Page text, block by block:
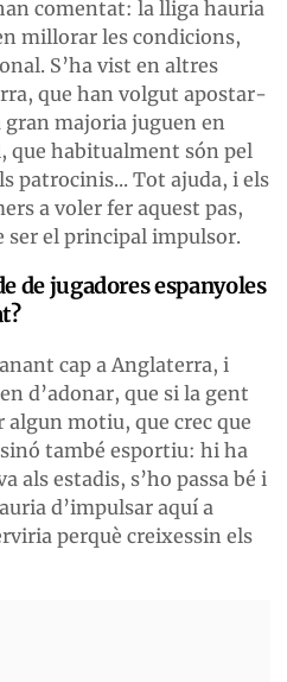
comentat: la lliga hauria
millorar les condicions,
S’ha vist en altres
que han volgut apostar-
gran majoria juguen en
que habitualment són pel
patrocinis... Tot ajuda, i els
a voler fer aquest pas,
ser el principal impulsor.
de jugadores espanyoles
cap a Anglaterra, i
d’adonar, que si la gent
algun motiu, que crec que
també esportiu: hi ha
als estadis, s’ho passa bé i
d’impulsar aquí a
perquè creixessin els